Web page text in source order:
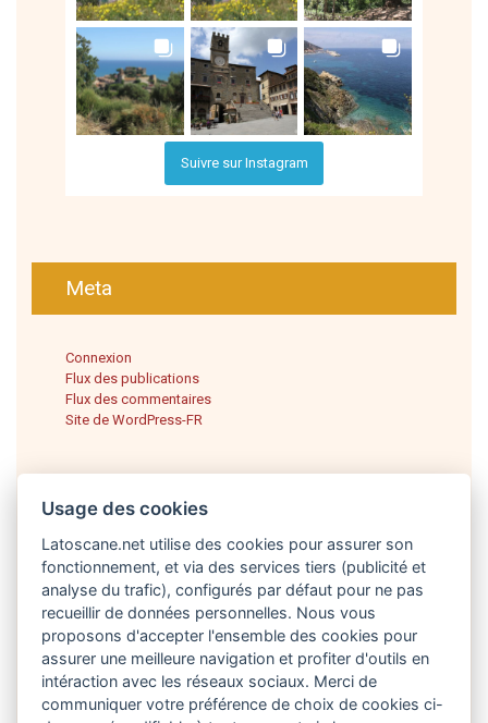
Suivre sur Instagram
Meta
Connexion
Flux des publications
Flux des commentaires
Site de WordPress-FR
Français
Usage des cookies
Latoscane.net utilise des cookies pour assurer son
fonctionnement, et via des services tiers (publicité et
analyse du trafic), configurés par défaut pour ne pas
recueillir de données personnelles. Nous vous
proposons d'accepter l'ensemble des cookies pour
assurer une meilleure navigation et profiter d'outils en
intéraction avec les réseaux sociaux. Merci de
communiquer votre préférence de choix de cookies ci-